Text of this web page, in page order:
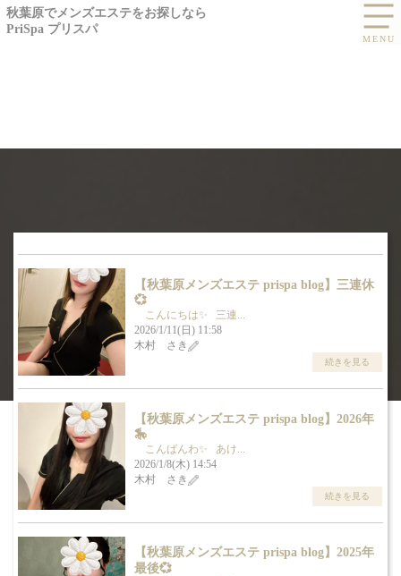
秋葉原でメンズエステをお探しなら
PriSpa プリスパ
BLOG
ブログ -木村 さき
【秋葉原メンズエステ prispa blog】️三連休
💞
こんにちは✨ 三連...
2026/1/11(日) 11:58
木村 さき
続きを見る
【秋葉原メンズエステ prispa blog】️2026年
🎠
こんばんわ✨ あけ...
2026/1/8(木) 14:54
木村 さき
続きを見る
【秋葉原メンズエステ prispa blog】️2025年
最後💞